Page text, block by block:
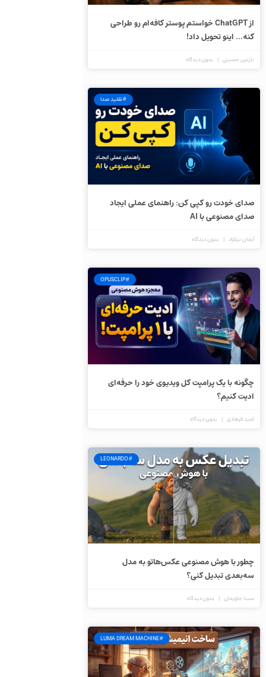
از ChatGPT خواستم پوستر کافه‌ام رو طراحی
کنه… اینو تحویل داد!
نازنین حسینی بدون دیدگاه
#تقلید صدا
صدای خودت رو کپی کن: راهنمای عملی ایجاد
صدای مصنوعی با AI
آرمان نیکزاد بدون دیدگاه
#OPUSCLIP
چگونه با یک پرامپت کل ویدیوی خود را حرفه‌ای
ادیت کنیم؟
امید فرهادی بدون دیدگاه
#LEONARDO
چطور با هوش مصنوعی عکس‌هاتو به مدل
سه‌بعدی تبدیل کنی؟
سینا جاویدان بدون دیدگاه
#LUMA DREAM MACHINE